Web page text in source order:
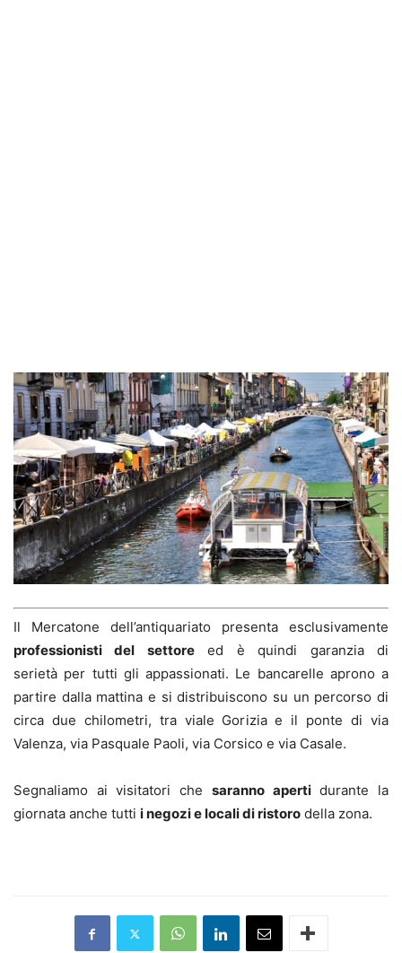
Il Mercatone dell’antiquariato presenta esclusivamente
professionisti del settoreed è quindi garanzia di
serietà per tutti gli appassionati. Le bancarelle aprono a
partire dalla mattina e si distribuiscono su un percorso di
circa due chilometri, tra viale Gorizia e il ponte di via
Valenza, via Pasquale Paoli, via Corsico e via Casale.
Segnaliamo ai visitatori che saranno apertidurante la
giornata anche tutti i negozi e locali di ristoro della zona.